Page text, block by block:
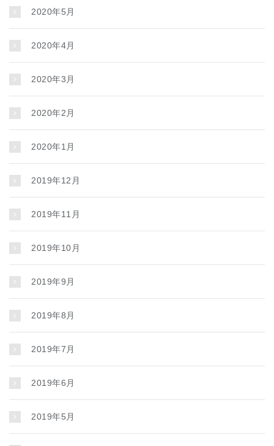
2020年5月
2020年4月
2020年3月
2020年2月
2020年1月
2019年12月
2019年11月
2019年10月
2019年9月
2019年8月
2019年7月
2019年6月
2019年5月